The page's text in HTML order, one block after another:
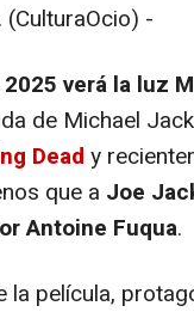
(CulturaOcio) -
verá la luz
de Michael
Dead y
que a Joe
Antoine Fuqua.
película,